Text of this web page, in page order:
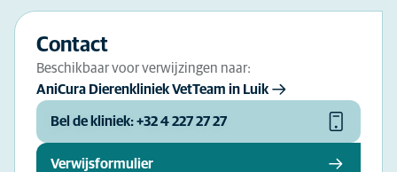
Contact
Beschikbaar voor verwijzingen naar:
AniCura Dierenkliniek VetTeam in Luik
Bel de kliniek: +32 4 227 27 27
Verwijsformulier